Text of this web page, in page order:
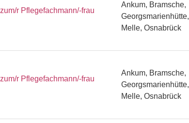
r Pflegefachmann/-frau
Ankum, Bramsche,
Georgsmarienhütte,
Melle, Osnabrück
r Pflegefachmann/-frau
Ankum, Bramsche,
Georgsmarienhütte,
Melle, Osnabrück